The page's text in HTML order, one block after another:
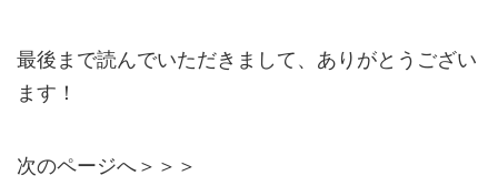
最後まで読んでいただきまして、ありがとうござい
ます！
次のページへ＞＞＞